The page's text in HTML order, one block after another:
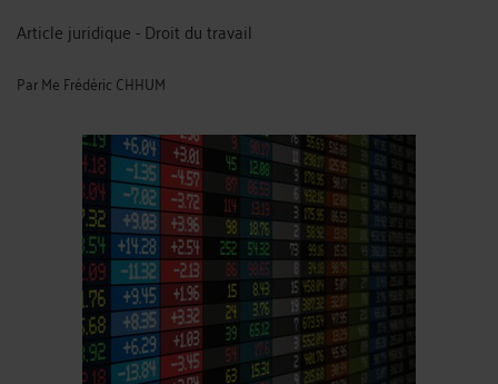
Article juridique - Droit du travail
ParMe Frédéric CHHUM